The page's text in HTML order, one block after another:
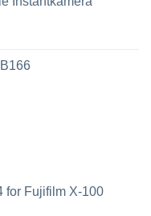
for Fujifilm X-100